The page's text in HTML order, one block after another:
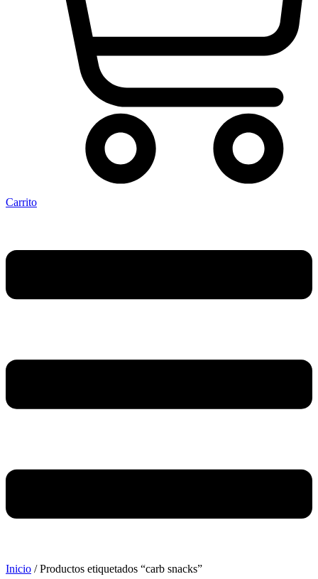
Carrito
Inicio / Productos etiquetados “carb snacks”